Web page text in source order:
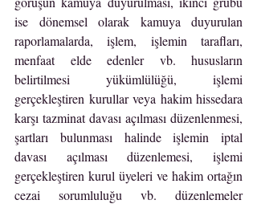
ise dönemsel olarak kamuya duyurulan
raporlamalarda, işlem, işlemin tarafları,
menfaat elde edenler vb. hususların
belirtilmesi yükümlülüğü, işlemi
gerçekleştiren kurullar veya hakim hissedara
karşı tazminat davası açılması düzenlenmesi,
şartları bulunması halinde işlemin iptal
davası açılması düzenlemesi, işlemi
gerçekleştiren kurul üyeleri ve hakim ortağın
cezai sorumluluğu vb. düzenlemeler